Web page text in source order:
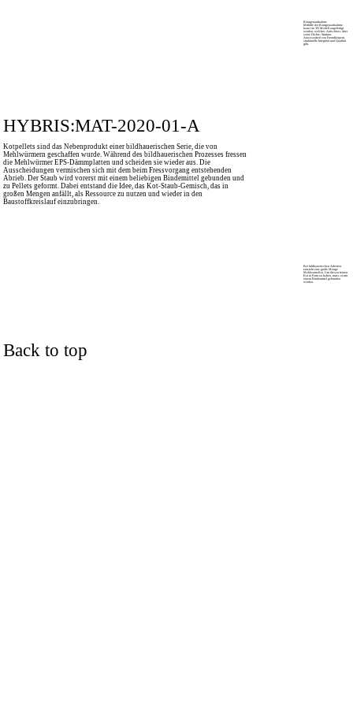
Röntgenaufnahme
Mithilfe der Röntgenaufnahme
kann ein 3D Modell angefertigt
werden, welches Aufschluss über
seine Dichte, Struktur,
Anwesenheit von Fremdkörpern,
strukturelle Integrität und ­Qualität
gibt.
HYBRIS:MAT-2020-01-A
Kotpellets sind das Nebenprodukt einer bildhauerischen Serie, die von
Mehlwürmern geschaffen wurde. Während des bildhauerischen Prozesses fressen
die Mehlwürmer EPS-Dämmplatten und scheiden sie wieder aus. Die
Ausscheidungen vermischen sich mit dem beim Fressvorgang entstehenden
Abrieb. Der Staub wird vorerst mit einem beliebigen Bindemittel gebunden und
zu Pellets geformt. Dabei entstand die Idee, das Kot-Staub-Gemisch, das in
großen Mengen anfällt, als Ressource zu nutzen und wieder in den
Baustoffkreislauf einzubringen.
Bei bildhauerischen Arbeiten
entsteht eine große Menge
Mehlwurm-Kot. Um diesen feinen
Kot in Form zu halten, muss er mit
einem Bindemittel gebunden
werden.
Back to top